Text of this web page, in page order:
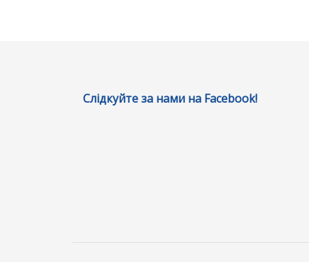
Слідкуйте за нами на Facebook!